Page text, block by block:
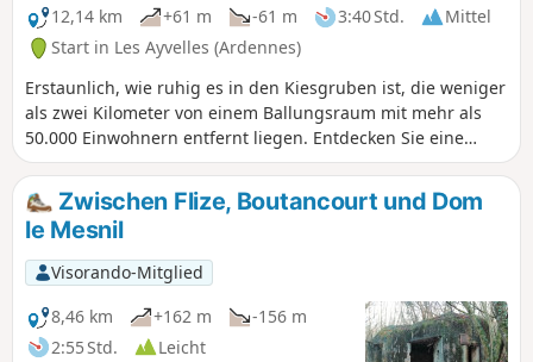
12,14 km
+61 m -61 m 3:40 Std.
Mittel
Start in Les Ayvelles (Ardennes)
Erstaunlich, wie ruhig es in den Kiesgruben ist, die weniger
als zwei Kilometer von einem Ballungsraum mit mehr als
50.000 Einwohnern entfernt liegen. Entdecken Sie eine
Festung aus dem 19. Jahrhundert, versteckt im Wald.
Zwischen Flize, Boutancourt und Dom
le Mesnil
Visorando-Mitglied
8,46 km
+162 m
-156 m
2:55 Std.
Leicht